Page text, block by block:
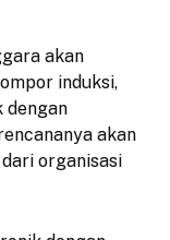
akan
induksi,
dengan
akan
organisasi